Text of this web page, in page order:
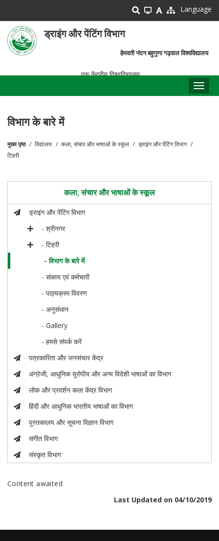
main
content
Language
ड्राइंग और पेंटिंग विभाग
हेमवती नंदन बहुगुणा गढ़वाल विश्वविद्यालय
एक केंद्रीय विश्वविद्यालय
विभाग के बारे में
पग
मुख्य पृष्ठ विद्यालय कला, संचार और भाषाओं के स्कूल
ड्राइंग और पेंटिंग विभाग
टिहरी
कला, संचार और भाषाओं के स्कूल
ड्राइंग और पेंटिंग विभाग
- श्रीनगर
- टिहरी
- विभाग के बारे में
- संकाय एवं कर्मचारी
- पाठ्यक्रम विवरण
- अनुसंधान
- Gallery
- हमसे संपर्क करें
पत्रकारिता और जनसंचार केंद्र
अंग्रेजी, आधुनिक यूरोपीय और अन्य विदेशी भाषाओं का विभाग
लोक और प्रदर्शन कला केंद्र विभाग
हिंदी और आधुनिक भारतीय भाषाओं का विभाग
पुस्तकालय और सूचना विज्ञान विभाग
संगीत विभाग
संस्कृत विभाग
Content awaited
Last Updated on 04/10/2019